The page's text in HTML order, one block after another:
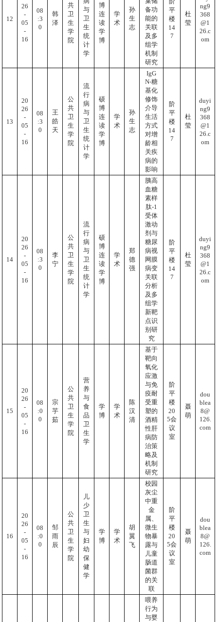
12
26
-
05
-
16
08
:3
0
韩
泽
共
卫
生
学
院
与
卫
生
统
计
学
博
连
读
学
博
学
术
孙
生
志
备功
能的
关联
及多
组学
机制
研究
平
楼
14
7
杜
莹
ng9
368
@1
26.c
om
13
20
26
-
05
-
16
08
:3
0
王
皓
天
公
共
卫
生
学
院
流
行
病
与
卫
生
统
计
学
硕
博
连
读
学
博
学
术
孙
生
志
IgG
N-糖
基化
修饰
介导
生活
方式
对增
龄相
关疾
病的
影响
阶
平
楼
14
7
杜
莹
duyi
ng9
368
@1
26.c
om
14
20
26
-
05
-
16
08
:3
0
李
宁
公
共
卫
生
学
院
流
行
病
与
卫
生
统
计
学
硕
博
连
读
学
博
学
术
郑
德
强
胰高
血糖
素样
肽-1
受体
激动
剂与
糖尿
病视
网膜
病变
关联
分析
及多
组学
新靶
点识
别研
究
阶
平
楼
14
7
杜
莹
duyi
ng9
368
@1
26.c
om
15
20
26
-
05
-
16
08
:0
0
宗
芋
茹
公
共
卫
生
学
院
营
养
与
食
品
卫
生
学
学
博
学
术
陈
汉
清
基于
靶向
氧化
应激
与免
疫耐
受重
塑的
酒精
性肝
病防
治策
略及
机制
研究
阶
平
楼
20
5会
议
室
聂
萌
dou
blea
8@
126.
com
16
20
26
-
05
-
16
08
:0
0
邹
雨
辰
公
共
卫
生
学
院
儿
少
卫
生
与
妇
幼
保
健
学
学
博
学
术
胡
翼
飞
校园
灰尘
中重
金
属、
微生
物暴
露与
儿童
肠道
菌群
的关
联
阶
平
楼
20
5会
议
室
聂
萌
dou
blea
8@
126.
com
喂养
行为
与婴